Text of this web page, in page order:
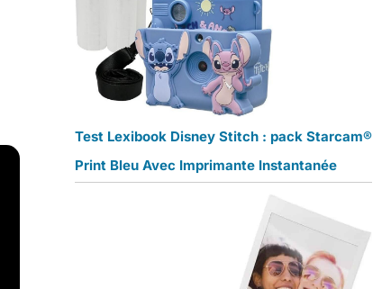
Test Lexibook Disney Stitch : pack Starcam®
Print Bleu Avec Imprimante Instantanée